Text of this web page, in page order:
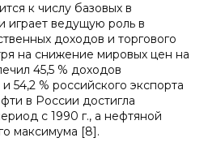
к числу базовых в
играет ведущую роль в
доходов и торгового
на снижение мировых цен на
45,5 % доходов
54,2 % российского экспорта
в России достигла
с 1990 г., а нефтяной
максимума [8].